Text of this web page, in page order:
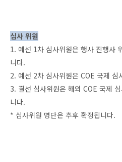
심사 위원
1. 예선 1차 심사위원은 행사 진행사
니다.
2. 예선 2차 심사위원은 COE 국제 심
3. 결선 심사위원은 해외 COE 국제
니다.
* 심사위원 명단은 추후 확정됩니다.